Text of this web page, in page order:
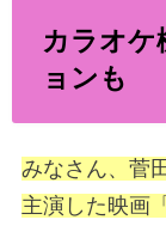
カラオケ
ョンも
みなさん、菅
主演した映画